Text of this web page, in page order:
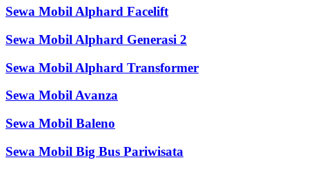
Sewa Mobil Alphard Facelift
Sewa Mobil Alphard Generasi 2
Sewa Mobil Alphard Transformer
Sewa Mobil Avanza
Sewa Mobil Baleno
Sewa Mobil Big Bus Pariwisata